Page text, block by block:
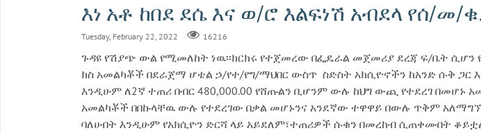
እነ አቶ ከበደ ደሴ እና ወ/ሮ እልፍነሽ አብደላ የሰ/መ/
Tuesday, February 22, 2022 16216
ጉዳዩ የሽያጭ ውል የሚመለከት ነዉ፡፡ክርክሩ የተጀመረው በፌዴራል መጀመሪያ ደረጃ ፍ/ቤት ሲሆን
ክስ አመልካቾች በደራጀማ ሆቴል ኃ/የተ/የግ/ማህበር ውስጥ ስድስት አክሲዮኖችን ከአንድ ሱቅ ጋር
እንዲሁም ለ2ኛ ተጠሪ በብር 480,000.00 የሸጡልን ቢሆንም ውሉ ከህግ ውጪ የተደረገ በመሆኑ
አመልካቾች በበኩላቸዉ ውሉ የተደረገው በቃል መሆኑንና አንደኛው ተዋዋይ በውሉ ጥቅም
ባለሀብት እንዲሁም የአክሲዮን ድርሻ ላይ አይደለም፣ተጠሪዎች ሱቁን በመረከብ ሲጠቀሙበት